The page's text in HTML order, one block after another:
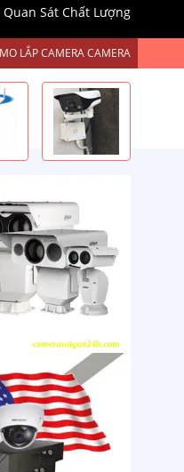
Quan Sát Chất Lượng
LẮP CAMERA CAMERA